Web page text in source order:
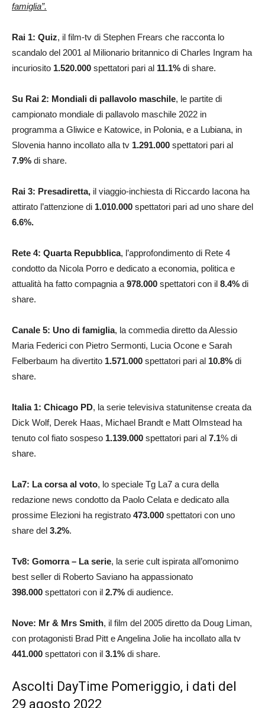
famiglia”.
Rai 1: Quiz, il film-tv di Stephen Frears che racconta lo
scandalo del 2001 al Milionario britannico di Charles Ingram ha
incuriosito 1.520.000 spettatori pari al 11.1% di share.
Su Rai 2: Mondiali di pallavolo maschile, le partite di
campionato mondiale di pallavolo maschile 2022 in
programma a Gliwice e Katowice, in Polonia, e a Lubiana, in
Slovenia hanno incollato alla tv 1.291.000 spettatori pari al
7.9% di share.
Rai 3: Presadiretta, il viaggio-inchiesta di Riccardo Iacona ha
attirato l’attenzione di 1.010.000 spettatori pari ad uno share del
6.6%.
Rete 4: Quarta Repubblica, l’approfondimento di Rete 4
condotto da Nicola Porro e dedicato a economia, politica e
attualità ha fatto compagnia a 978.000 spettatori con il 8.4% di
share.
Canale 5: Uno di famiglia, la commedia diretto da Alessio
Maria Federici con Pietro Sermonti, Lucia Ocone e Sarah
Felberbaum ha divertito 1.571.000 spettatori pari al 10.8% di
share.
Italia 1: Chicago PD, la serie televisiva statunitense creata da
Dick Wolf, Derek Haas, Michael Brandt e Matt Olmstead ha
tenuto col fiato sospeso 1.139.000 spettatori pari al 7.1% di
share.
La7: La corsa al voto, lo speciale Tg La7 a cura della
redazione news condotto da Paolo Celata e dedicato alla
prossime Elezioni ha registrato 473.000 spettatori con uno
share del 3.2%.
Tv8: Gomorra – La serie, la serie cult ispirata all’omonimo
best seller di Roberto Saviano ha appassionato
398.000 spettatori con il 2.7% di audience.
Nove: Mr & Mrs Smith, il film del 2005 diretto da Doug Liman,
con protagonisti Brad Pitt e Angelina Jolie ha incollato alla tv
441.000 spettatori con il 3.1% di share.
Ascolti DayTime Pomeriggio, i dati del
29 agosto 2022